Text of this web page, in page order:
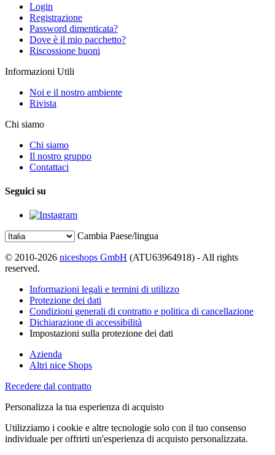
Login
Registrazione
Password dimenticata?
Dove è il mio pacchetto?
Riscossione buoni
Informazioni Utili
Noi e il nostro ambiente
Rivista
Chi siamo
Chi siamo
Il nostro gruppo
Contattaci
Seguici su
Cambia Paese/lingua
© 2010-2026 niceshops GmbH (ATU63964918) - All rights
reserved.
Informazioni legali e termini di utilizzo
Protezione dei dati
Condizioni generali di contratto e politica di cancellazione
Dichiarazione di accessibilità
Impostazioni sulla protezione dei dati
Azienda
Altri nice Shops
Recedere dal contratto
Personalizza la tua esperienza di acquisto
Utilizziamo i cookie e altre tecnologie solo con il tuo consenso
individuale per offrirti un'esperienza di acquisto personalizzata.